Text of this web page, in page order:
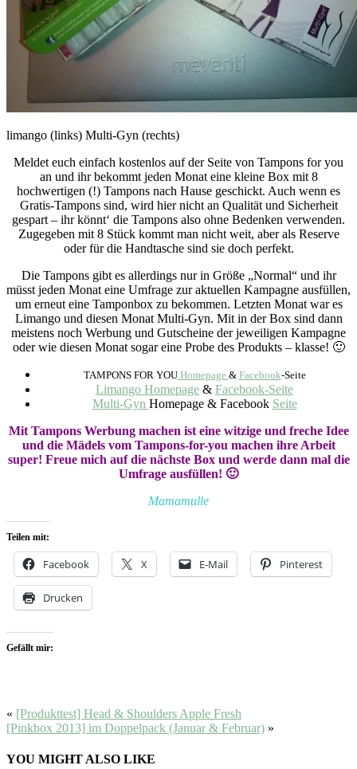
limango (links) Multi-Gyn (rechts)
Meldet euch einfach kostenlos auf der Seite von Tampons for you
an und ihr bekommt jeden Monat eine kleine Box mit 8
hochwertigen (!) Tampons nach Hause geschickt. Auch wenn es
Gratis-Tampons sind, wird hier nicht an Qualität und Sicherheit
gespart – ihr könnt‘ die Tampons also ohne Bedenken verwenden.
Zugegeben mit 8 Stück kommt man nicht weit, aber als Reserve
oder für die Handtasche sind sie doch perfekt.
Die Tampons gibt es allerdings nur in Größe „Normal“ und ihr
müsst jeden Monat eine Umfrage zur aktuellen Kampagne ausfüllen,
um erneut eine Tamponbox zu bekommen. Letzten Monat war es
Limango und diesen Monat Multi-Gyn. Mit in der Box sind dann
meistens noch Werbung und Gutscheine der jeweiligen Kampagne
oder wie diesen Monat sogar eine Probe des Produkts – klasse! 🙂
TAMPONS FOR YOUHomepage & Facebook-Seite
Limango Homepage & Facebook-Seite
Multi-Gyn Homepage & Facebook Seite
Mit Tampons Werbung machen ist eine witzige und freche Idee
und die Mädels vom Tampons-for-you machen ihre Arbeit
super! Freue mich auf die nächste Box und werde dann mal die
Umfrage ausfüllen! 🙂
Mamamulle
Teilen mit:
Facebook X E-Mail Pinterest
Drucken
Gefällt mir:
« [Produkttest] Head & Shoulders Apple Fresh
[Pinkbox 2013] im Doppelpack (Januar & Februar) »
YOU MIGHT ALSO LIKE